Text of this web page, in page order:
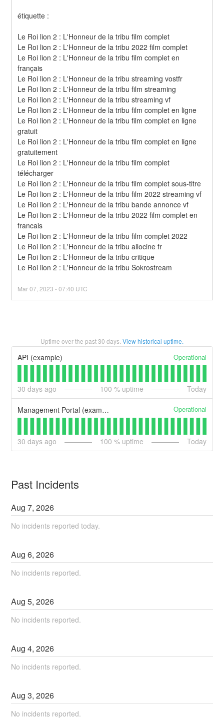
étiquette :
Le Roi lion 2 : L'Honneur de la tribu film complet
Le Roi lion 2 : L'Honneur de la tribu 2022 film complet
Le Roi lion 2 : L'Honneur de la tribu film complet en
français
Le Roi lion 2 : L'Honneur de la tribu streaming vostfr
Le Roi lion 2 : L'Honneur de la tribu film streaming
Le Roi lion 2 : L'Honneur de la tribu streaming vf
Le Roi lion 2 : L'Honneur de la tribu film complet en ligne
Le Roi lion 2 : L'Honneur de la tribu film complet en ligne
gratuit
Le Roi lion 2 : L'Honneur de la tribu film complet en ligne
gratuitement
Le Roi lion 2 : L'Honneur de la tribu film complet
télécharger
Le Roi lion 2 : L'Honneur de la tribu film complet sous-titre
Le Roi lion 2 : L'Honneur de la tribu film 2022 streaming vf
Le Roi lion 2 : L'Honneur de la tribu bande annonce vf
Le Roi lion 2 : L'Honneur de la tribu 2022 film complet en
francais
Le Roi lion 2 : L'Honneur de la tribu film complet 2022
Le Roi lion 2 : L'Honneur de la tribu allocine fr
Le Roi lion 2 : L'Honneur de la tribu critique
Le Roi lion 2 : L'Honneur de la tribu Sokrostream
Mar07 ,2023 -07:40 UTC
Uptime over the past30 days. View historical uptime.
API (example) Operational
30 days ago 100 % uptime Today
Management Portal (example) Operational
30 days ago 100 % uptime Today
Past Incidents
Aug7,2026
No incidents reported today.
Aug6,2026
No incidents reported.
Aug5,2026
No incidents reported.
Aug4,2026
No incidents reported.
Aug3,2026
No incidents reported.